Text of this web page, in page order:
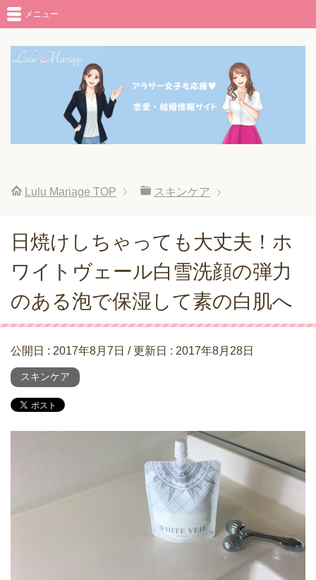
メニュー
Lulu Mariage TOP スキンケア
日焼けしちゃっても大丈夫！ホ
ワイトヴェール白雪洗顔の弾力
のある泡で保湿して素の白肌へ
公開日 : 2017年8月7日 / 更新日 : 2017年8月28日
スキンケア